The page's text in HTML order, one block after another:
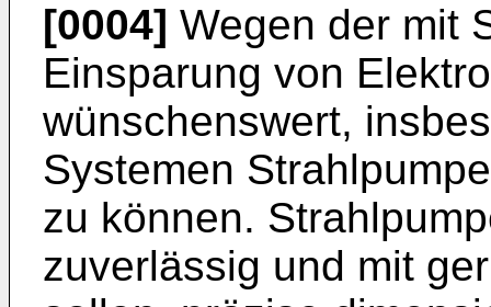
[0004] Wegen der mit
Einsparung von
wünschenswert,
Systemen
zu können.
zuverlässig und mit